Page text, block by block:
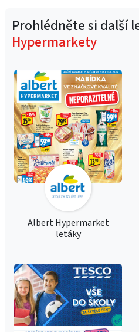
Prohlédněte si další
Hypermarkety
Albert Hypermarket
letáky